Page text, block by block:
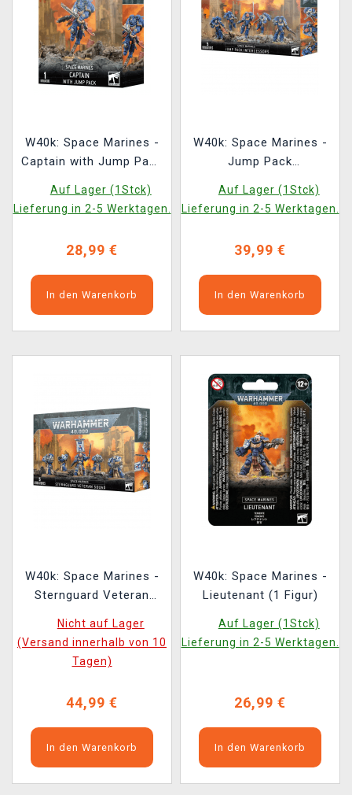
W40k: Space Marines -
Captain with Jump Pack
Auf Lager (1Stck)
Lieferung in 2-5 Werktagen.
28,99 €
In den Warenkorb
W40k: Space Marines -
Jump Pack
Auf Lager (1Stck)
Lieferung in 2-5 Werktagen.
39,99 €
In den Warenkorb
W40k: Space Marines -
Sternguard Veteran
Nicht auf Lager
(Versand innerhalb von 10
Tagen)
44,99 €
In den Warenkorb
W40k: Space Marines -
Lieutenant (1 Figur)
Auf Lager (1Stck)
Lieferung in 2-5 Werktagen.
26,99 €
In den Warenkorb